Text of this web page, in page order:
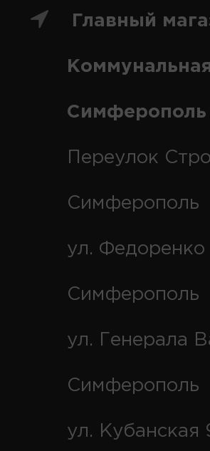
Главный
Симферополь
Переулок
Симферополь
ул. Федоренко
Симферополь
ул. Генерала
Симферополь
ул. Кубанская